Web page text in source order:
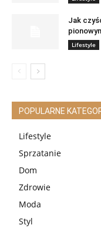
Jak
Lifestyle
POPULARNE
Lifestyle
Sprzatanie
Dom
Zdrowie
Moda
Styl